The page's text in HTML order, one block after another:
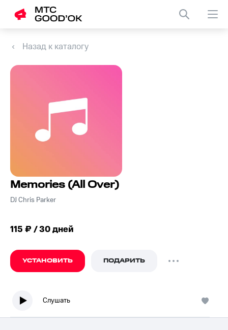
Назад к каталогу
Memories (All Over)
DJ Chris Parker
115 ₽ / 30 дней
УСТАНОВИТЬ ПОДАРИТЬ
Слушать